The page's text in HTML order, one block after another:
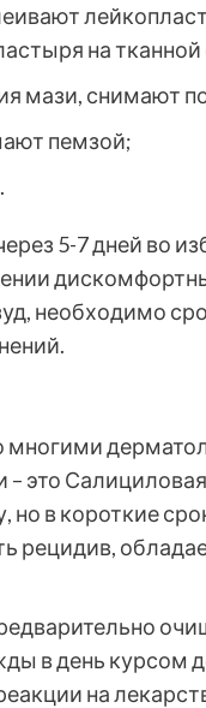
на тканной
мази, снимают
пемзой;
5-7 дней во
необходимо
многими
это
но в короткие
рецидив,
в день курсом
на